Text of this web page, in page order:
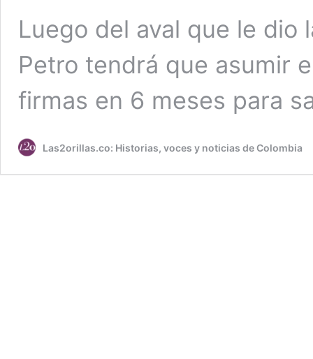
Luego del aval que le dio
Petro tendrá que asumir
firmas en 6 meses para
Las2orillas.co: Historias, voces y noticias de Colombia